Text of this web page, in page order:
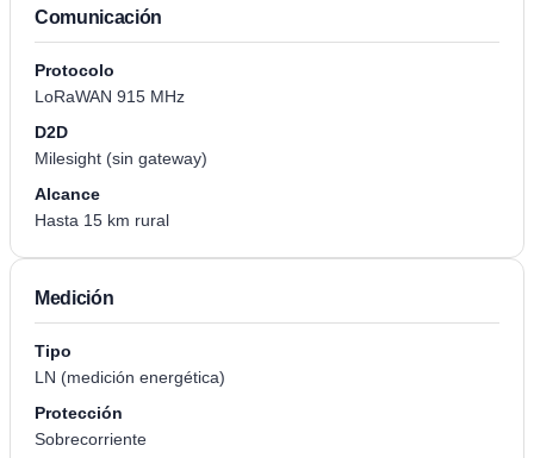
Comunicación
Protocolo
LoRaWAN 915 MHz
D2D
Milesight (sin gateway)
Alcance
Hasta 15 km rural
Medición
Tipo
LN (medición energética)
Protección
Sobrecorriente